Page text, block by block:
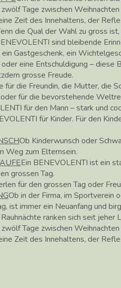
Tage zwischen
Zeit des Innehaltens, der
die Qual der Wahl zu gross
sind bleibende
Gastgeschenk, ein
eine Entschuldigung – diese
grosse Freude.
für die Freundin, die Mutter, die
für die bevorstehende
für den Mann – stark und
für Kinder. Für den
Ob Kinderwunsch oder
Weg zum Elternsein.
Ein BENEVOLENTI ist ein
grossen Tag.
für den grossen Tag oder
Ob in der Firma, im Sportverein
ist immer ein Neuanfang und
ranken sich seit jeher
Tage zwischen
Zeit des Innehaltens, der